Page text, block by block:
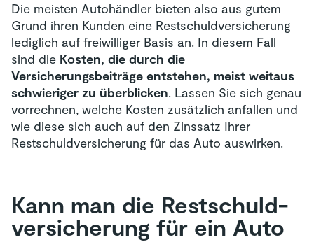
Die meisten Autohändler bieten also aus gutem
Grund ihren Kunden eine Restschuldversicherung
lediglich auf freiwilliger Basis an. In diesem Fall
sind die Kosten, die durch die
Versicherungsbeiträge entstehen, meist weitaus
schwieriger zu überblicken. Lassen Sie sich genau
vorrechnen, welche Kosten zusätzlich anfallen und
wie diese sich auch auf den Zinssatz Ihrer
Restschuldversicherung für das Auto auswirken.
Kann man die Restschuld­
versicherung für ein Auto